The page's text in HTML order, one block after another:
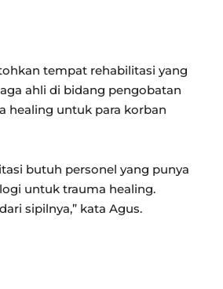
tempat rehabilitasi yang
ahli di bidang pengobatan
healing untuk para korban
butuh personel yang punya
untuk trauma healing.
sipilnya,” kata Agus.